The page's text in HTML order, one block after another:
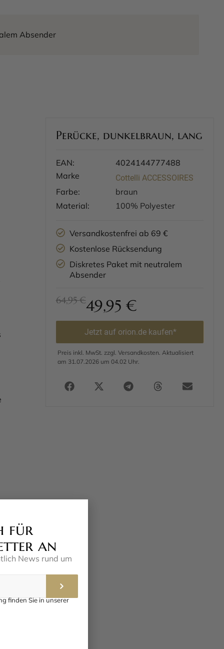
Absender
Perücke, dunkelbraun, lang
EAN:
4024144777488
Marke
Cottelli ACCESSOIRES
Farbe:
braun
Material:
100% Polyester
Versandkostenfrei ab 69 €
Kostenlose Rücksendung
Diskretes Paket mit neutralem
Absender
64,95 €49,95 €
Jetzt auf orion.de kaufen*
Preis inkl. MwSt. zzgl. Versandkosten. Aktualisiert
am 31.07.2026 um 04.02 Uhr.
für
an
News rund um
finden Sie in unserer